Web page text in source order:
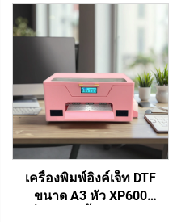
เครื่องพิมพ์อิงค์เจ็ท DTF
ขนาด A3 หัว XP600